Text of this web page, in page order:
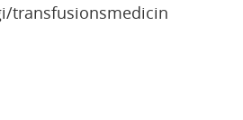
transfusionsmedicin